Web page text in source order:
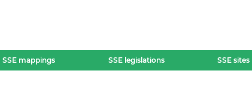
SSE mappings SSE legislations SSE sites